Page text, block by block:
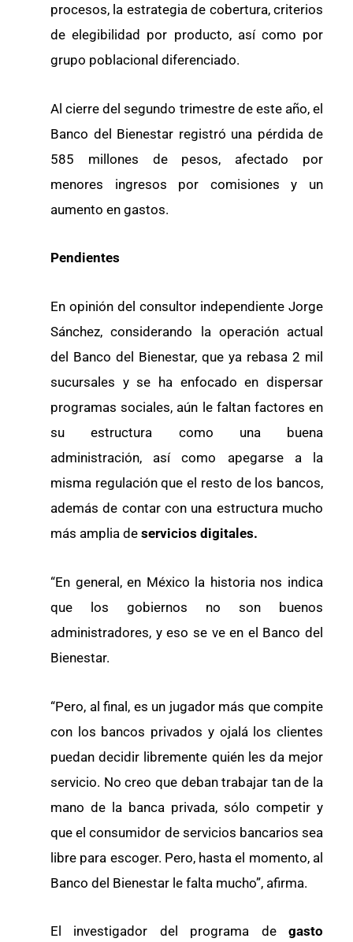
procesos, la estrategia de cobertura, criterios
de elegibilidad por producto, así como por
grupo poblacional diferenciado.
Al cierre del segundo trimestre de este año, el
Banco del Bienestar registró una pérdida de
585 millones de pesos, afectado por
menores ingresos por comisiones y un
aumento en gastos.
Pendientes
En opinión del consultor independiente Jorge
Sánchez, considerando la operación actual
del Banco del Bienestar, que ya rebasa 2 mil
sucursales y se ha enfocado en dispersar
programas sociales, aún le faltan factores en
su estructura como una buena
administración, así como apegarse a la
misma regulación que el resto de los bancos,
además de contar con una estructura mucho
más amplia de servicios digitales.
“En general, en México la historia nos indica
que los gobiernos no son buenos
administradores, y eso se ve en el Banco del
Bienestar.
“Pero, al final, es un jugador más que compite
con los bancos privados y ojalá los clientes
puedan decidir libremente quién les da mejor
servicio. No creo que deban trabajar tan de la
mano de la banca privada, sólo competir y
que el consumidor de servicios bancarios sea
libre para escoger. Pero, hasta el momento, al
Banco del Bienestar le falta mucho”, afirma.
El investigador del programa de gasto